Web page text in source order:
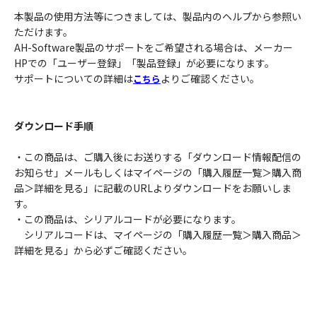
本製品の使用方法等につきましては、製品内のヘルプから参照い
ただけます。
AH-Software製品のサポートをご希望される場合は、メーカー
HPでの「ユーザー登録」「製品登録」が必要になります。
サポートについての詳細はこちら よりご確認ください。
ダウンロード手順
・この商品は、ご購入後にお送りする「ダウンロード情報配信の
お知らせ」メールもしくはマイページの「購入履歴一覧＞購入商
品＞詳細を見る」に記載のURLよりダウンロードをお願いしま
す。
・この商品は、シリアルコードが必要になります。
シリアルコードは、マイページの「購入履歴一覧＞購入商品＞
詳細を見る」から必ずご確認ください。